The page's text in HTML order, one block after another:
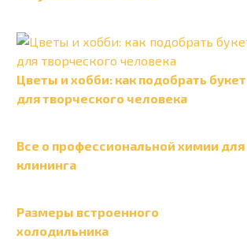
Цветы и хобби: как подобрать букет
для творческого человека
Все о профессиональной химии для
клининга
Размеры встроенного
холодильника